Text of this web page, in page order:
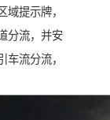
提示牌，
分流，并安
流分流，